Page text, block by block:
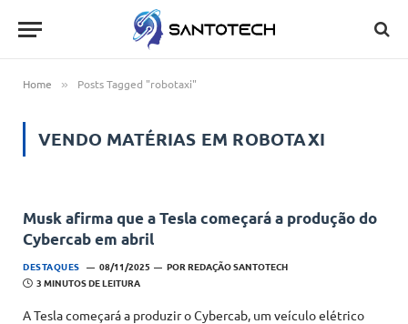
Home » Posts Tagged "robotaxi"
VENDO MATÉRIAS EM ROBOTAXI
Musk afirma que a Tesla começará a produção do
Cybercab em abril
DESTAQUES 08/11/2025 PORREDAÇÃO SANTOTECH
3 MINUTOS DE LEITURA
A Tesla começará a produzir o Cybercab, um veículo elétrico